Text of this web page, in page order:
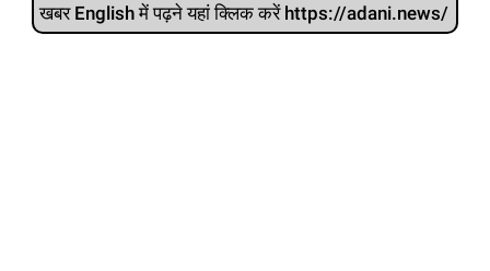
खबर English में पढ़ने यहां क्लिक करें https://adani.news/